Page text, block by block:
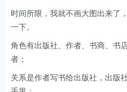
时间所限，我就不画大图出来了
一下。
角色有出版社、作者、书商、书
者；
关系是作者写书给出版社，出版